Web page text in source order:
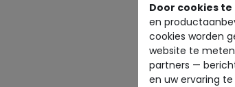
Door cookies
en
cookies worden
website te
partners —
en uw ervaring